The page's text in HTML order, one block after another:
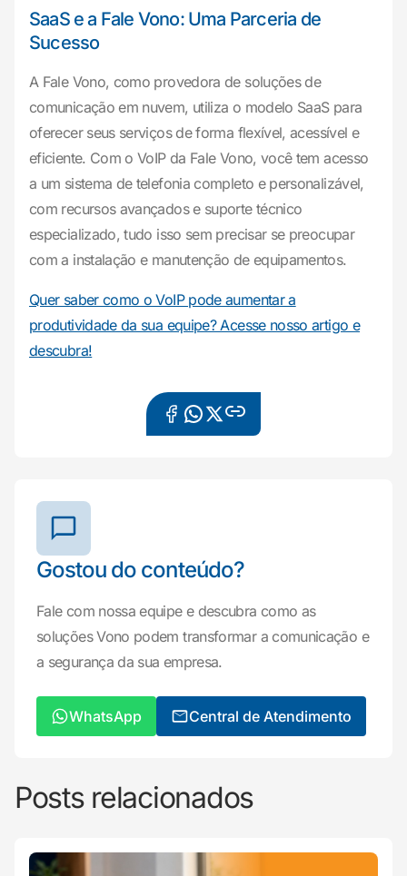
SaaS e a Fale Vono: Uma Parceria de
Sucesso
A Fale Vono, como provedora de soluções de
comunicação em nuvem, utiliza o modelo SaaS para
oferecer seus serviços de forma flexível, acessível e
eficiente. Com o VoIP da Fale Vono, você tem acesso
a um sistema de telefonia completo e personalizável,
com recursos avançados e suporte técnico
especializado, tudo isso sem precisar se preocupar
com a instalação e manutenção de equipamentos.
Quer saber como o VoIP pode aumentar a
produtividade da sua equipe? Acesse nosso artigo e
descubra!
Gostou do conteúdo?
Fale com nossa equipe e descubra como as
soluções Vono podem transformar a comunicação e
a segurança da sua empresa.
WhatsApp Central de Atendimento
Posts relacionados